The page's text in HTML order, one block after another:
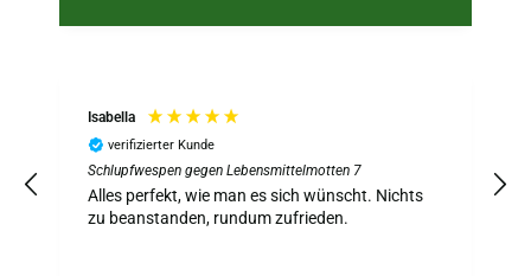
Isabella
verifizierter Kunde
Schlupfwespen gegen Lebensmittelmotten 7
Alles perfekt, wie man es sich wünscht. Nichts
zu beanstanden, rundum zufrieden.